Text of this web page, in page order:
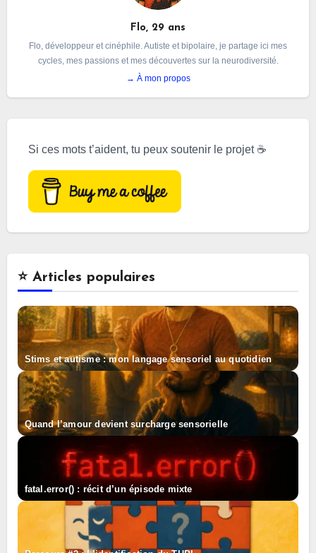
Flo, 29 ans
Flo, développeur et cinéphile. Autiste et bipolaire, je partage ici mes
cycles, mes passions et mes découvertes sur la neurodiversité.
→ À mon propos
Si ces mots t’aident, tu peux soutenir le projet ☕
⭐️ Articles populaires
Stims et autisme : mon langage sensoriel au quotidien
Quand l’amour devient surcharge sensorielle
fatal.error() : récit d’un épisode mixte